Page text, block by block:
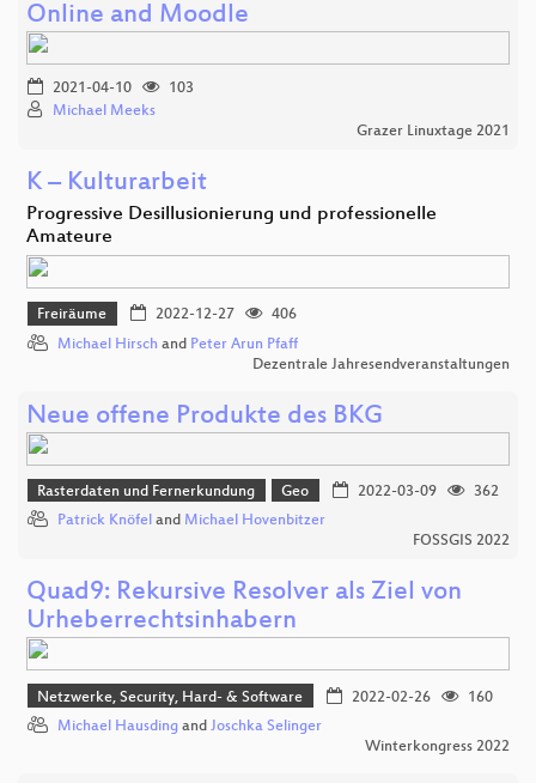
Online and Moodle
2021-04-10
103
Michael Meeks
Grazer Linuxtage 2021
K – Kulturarbeit
Progressive Desillusionierung und professionelle
Amateure
Freiräume 2022-12-27
406
Michael Hirsch and Peter Arun Pfaff
Dezentrale Jahresendveranstaltungen
Neue offene Produkte des BKG
Rasterdaten und Fernerkundung Geo 2022-03-09
362
Patrick Knöfel and Michael Hovenbitzer
FOSSGIS 2022
Quad9: Rekursive Resolver als Ziel von
Urheberrechtsinhabern
Netzwerke, Security, Hard- & Software 2022-02-26
160
Michael Hausding and Joschka Selinger
Winterkongress 2022